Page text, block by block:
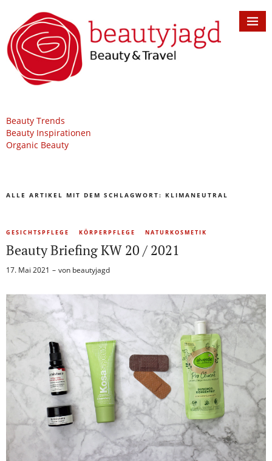
Beauty Trends
Beauty Inspirationen
Organic Beauty
ALLE ARTIKEL MIT DEM SCHLAGWORT: KLIMANEUTRAL
GESICHTSPFLEGE KÖRPERPFLEGE NATURKOSMETIK
Beauty Briefing KW 20 / 2021
17. Mai 2021 von beautyjagd